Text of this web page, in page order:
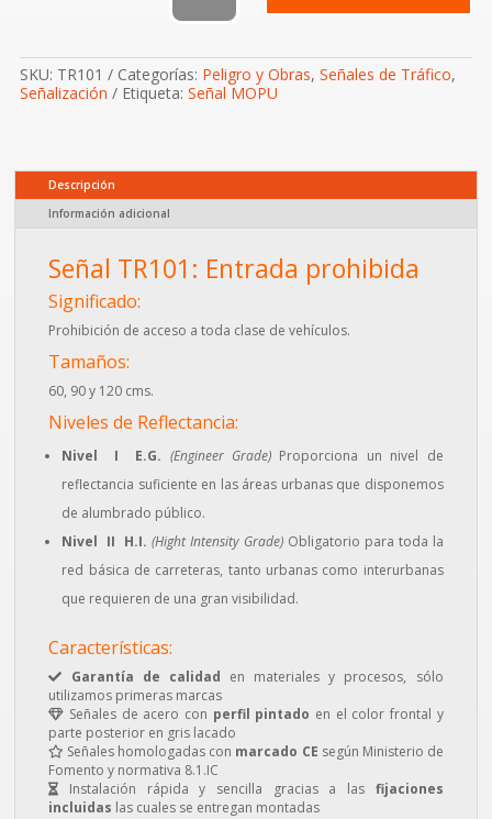
prohibida
cantidad
SKU: TR101 Categorías: Peligro y Obras, Señales de Tráfico,
Señalización
Etiqueta: Señal MOPU
Descripción
Información adicional
Señal TR101: Entrada prohibida
Significado:
Prohibición de acceso a toda clase de vehículos.
Tamaños:
60, 90 y 120 cms.
Niveles de Reflectancia:
Nivel I E.G. (Engineer Grade)Proporciona un nivel de
reflectancia suficiente en las áreas urbanas que disponemos
de alumbrado público.
Nivel II H.I.(Hight Intensity Grade)Obligatorio para toda la
red básica de carreteras, tanto urbanas como interurbanas
que requieren de una gran visibilidad.
Características:
Garantía de calidad en materiales y procesos, sólo
utilizamos primeras marcas
Señales de acero con perfil pintado en el color frontal y
parte posterior en gris lacado
Señales homologadas con marcado CE según Ministerio de
Fomento y normativa 8.1.IC
Instalación rápida y sencilla gracias a las fijaciones
incluidas las cuales se entregan montadas